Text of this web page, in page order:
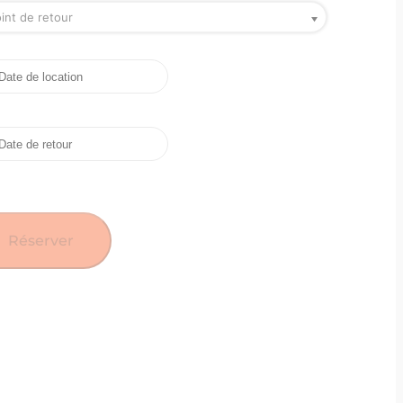
de retour
Réserver